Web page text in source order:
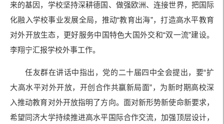
来的基因，学校坚持深耕德国、做强欧洲、连接世界，把国际
化融入学校事业发展全局，推动“教育出海”，打造高水平教育
对外开放生态，更好服务中国特色大国外交和“双一流”建设。
李翔宁汇报学校外事工作。
任友群在讲话中指出，党的二十届四中全会提出，要“扩
大高水平对外开放，开创合作共赢新局面”，为新时期高校深
入推动教育对外开放指明了方向。面对新形势新使命新要求，
希望同济大学持续推进高水平国际合作交流，加强顶层设计，